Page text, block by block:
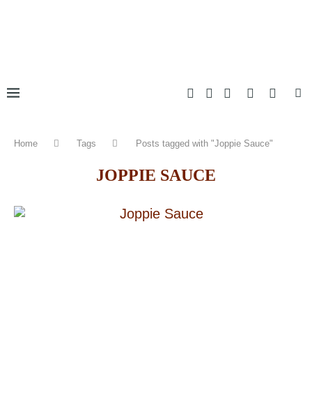
Home Tags Posts tagged with "Joppie Sauce"
JOPPIE SAUCE